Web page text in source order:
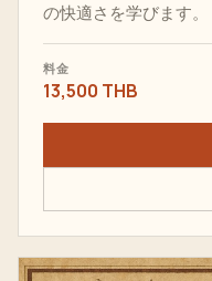
の快適さを学びます。
料金
13,500 THB